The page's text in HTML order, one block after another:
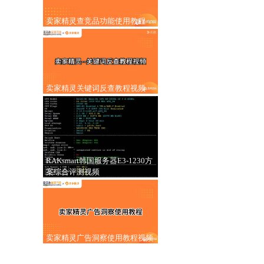
卖家精灵查竞品功能使用教程
卖家精灵关键词反查教程视频
RAKsmart韩国服务器E3-1230方
案综合评测视频
卖家精灵广告洞察使用教程视频